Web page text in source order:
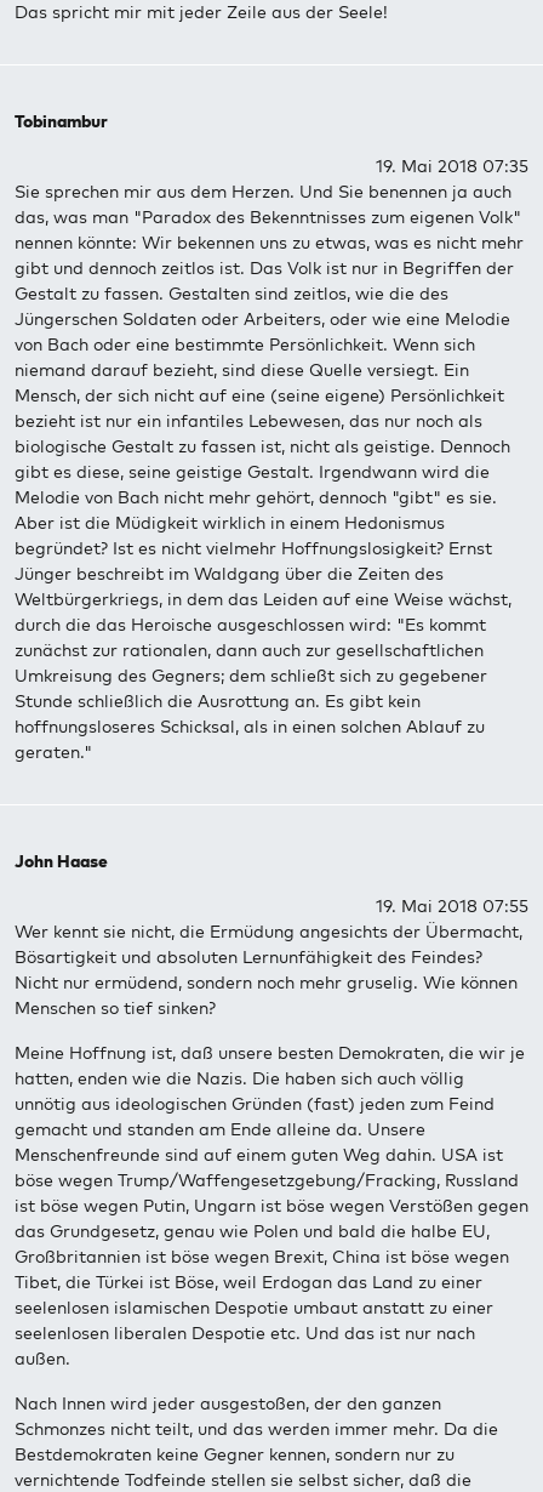
Das spricht mir mit jeder Zeile aus der Seele!
Tobinambur
19. Mai 2018 07:35
Sie sprechen mir aus dem Herzen. Und Sie benennen ja auch
das, was man "Paradox des Bekenntnisses zum eigenen Volk"
nennen könnte: Wir bekennen uns zu etwas, was es nicht mehr
gibt und dennoch zeitlos ist. Das Volk ist nur in Begriffen der
Gestalt zu fassen. Gestalten sind zeitlos, wie die des
Jüngerschen Soldaten oder Arbeiters, oder wie eine Melodie
von Bach oder eine bestimmte Persönlichkeit. Wenn sich
niemand darauf bezieht, sind diese Quelle versiegt. Ein
Mensch, der sich nicht auf eine (seine eigene) Persönlichkeit
bezieht ist nur ein infantiles Lebewesen, das nur noch als
biologische Gestalt zu fassen ist, nicht als geistige. Dennoch
gibt es diese, seine geistige Gestalt. Irgendwann wird die
Melodie von Bach nicht mehr gehört, dennoch "gibt" es sie.
Aber ist die Müdigkeit wirklich in einem Hedonismus
begründet? Ist es nicht vielmehr Hoffnungslosigkeit? Ernst
Jünger beschreibt im Waldgang über die Zeiten des
Weltbürgerkriegs, in dem das Leiden auf eine Weise wächst,
durch die das Heroische ausgeschlossen wird: "Es kommt
zunächst zur rationalen, dann auch zur gesellschaftlichen
Umkreisung des Gegners; dem schließt sich zu gegebener
Stunde schließlich die Ausrottung an. Es gibt kein
hoffnungsloseres Schicksal, als in einen solchen Ablauf zu
geraten."
John Haase
19. Mai 2018 07:55
Wer kennt sie nicht, die Ermüdung angesichts der Übermacht,
Bösartigkeit und absoluten Lernunfähigkeit des Feindes?
Nicht nur ermüdend, sondern noch mehr gruselig. Wie können
Menschen so tief sinken?
Meine Hoffnung ist, daß unsere besten Demokraten, die wir je
hatten, enden wie die Nazis. Die haben sich auch völlig
unnötig aus ideologischen Gründen (fast) jeden zum Feind
gemacht und standen am Ende alleine da. Unsere
Menschenfreunde sind auf einem guten Weg dahin. USA ist
böse wegen Trump/Waffengesetzgebung/Fracking, Russland
ist böse wegen Putin, Ungarn ist böse wegen Verstößen gegen
das Grundgesetz, genau wie Polen und bald die halbe EU,
Großbritannien ist böse wegen Brexit, China ist böse wegen
Tibet, die Türkei ist Böse, weil Erdogan das Land zu einer
seelenlosen islamischen Despotie umbaut anstatt zu einer
seelenlosen liberalen Despotie etc. Und das ist nur nach
außen.
Nach Innen wird jeder ausgestoßen, der den ganzen
Schmonzes nicht teilt, und das werden immer mehr. Da die
Bestdemokraten keine Gegner kennen, sondern nur zu
vernichtende Todfeinde stellen sie selbst sicher, daß die